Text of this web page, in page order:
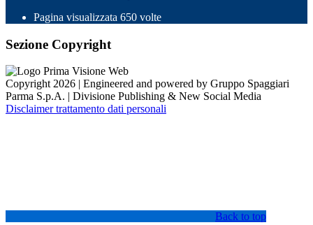
Pagina visualizzata 650 volte
Sezione Copyright
Copyright 2026 | Engineered and powered by Gruppo Spaggiari
Parma S.p.A. | Divisione Publishing & New Social Media
Disclaimer trattamento dati personali
Back to top